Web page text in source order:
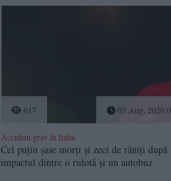
617 03 Aug, 2026
Accident grav în Italia
Cel puțin șase morți și zeci de răniți după
impactul dintre o rulotă și un autobuz